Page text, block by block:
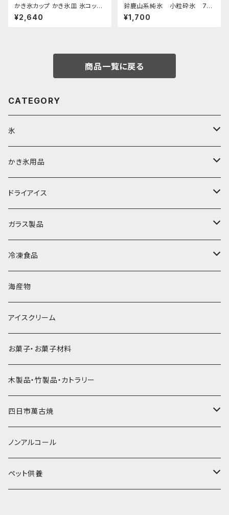
かき氷カップ かき氷皿 氷コップ
デザートカップ、アイスクリーム
カップ 鳴門 花 フラッペ デザー
¥2,640
鈴鹿山系純氷 小粒砕氷 7k
g
¥1,700
商品一覧に戻る
CATEGORY
氷
富士天然水の氷
丸氷
直径70mm
直径65mm
角氷
砕氷
氷河の氷
氷アイテム
かき氷用品
かき氷シロップ
無果汁1.8Lパック
無果汁1Lパック
無添加瓶シロップ
かき氷機・かき氷器
かき氷カップ
発泡スチロール無地-使い捨て
発泡スチロールプリント柄
かき氷スプーン・スプーンストロー
プラスチック・スプーン
プラスチック・スプーンストロー
コンデンスミルク・練乳・あんこ
かき氷セット
その他かき氷用品
ドライアイス
ドライアイス3ｋｇ
ドライアイス4ｋｇ
ドライアイス5ｋｇ
ドライアイス8ｋｇ
ドライアイス10ｋｇ
ドライアイス15ｋｇ
ドライアイス20ｋｇ
ドライアイス25ｋｇ
ガラス製品
オンザロック・グラス
ビール・グラス
タンブラー
かき氷器
冷凍食品
肉まん・あんまん
パスタ・スパゲッティ
惣菜
海産物
アイスクリーム
お菓子・お菓子材料
木製品・竹製品・カトラリー
四日市萬古焼
土鍋・土釜
一般土鍋
皿・椀・丼・小物
ノンアルコール
ペット供養